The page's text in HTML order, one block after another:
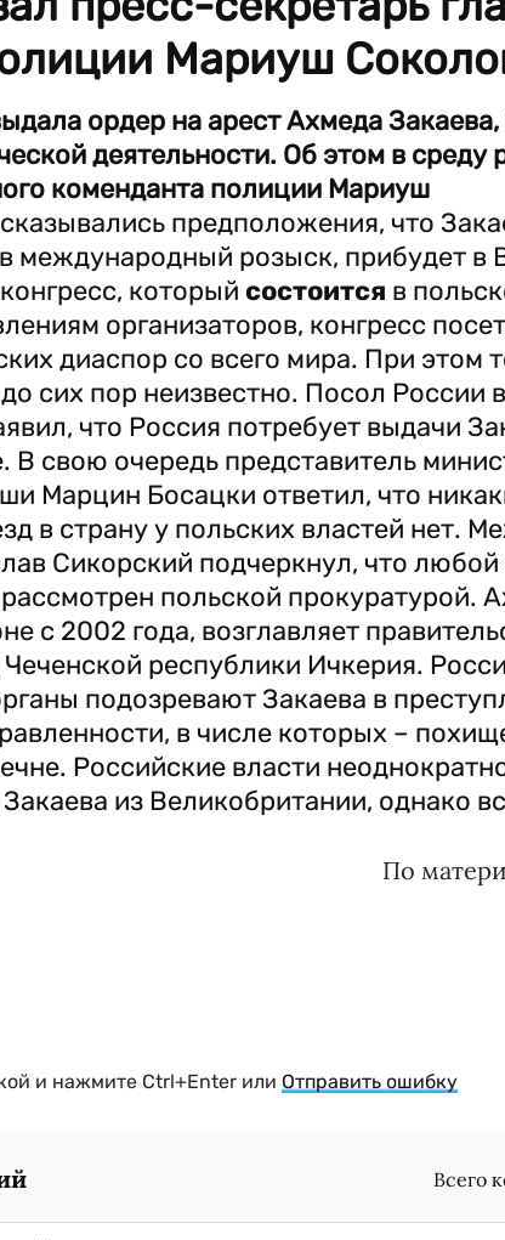
Мариуш
ордер на арест Ахмеда
деятельности. Об этом в среду
коменданта полиции Мариуш
предположения, что
международный розыск, прибудет в
который состоится в
организаторов, конгресс
диаспор со всего мира. При этом
сих пор неизвестно. Посол России
что Россия потребует выдачи
В свою очередь представитель
Марцин Босацки ответил, что
в страну у польских властей нет.
Сикорский подчеркнул, что любой
польской прокуратурой.
с 2002 года, возглавляет
республики Ичкерия.
подозревают Закаева в
в числе которых –
Российские власти
из Великобритании, однако
По
и нажмите Ctrl+Enter или Отправить ошибку
Всего